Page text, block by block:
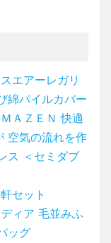
エアーレガリ
綿パイルカバー
ＡＺＥＮ 快適
空気の流れを作
ス ＜セミダブ
セット
ィア 毛並みふ
ッグ